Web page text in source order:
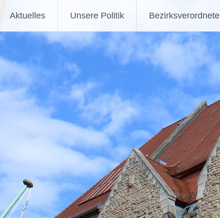
Aktuelles Unsere Politik Bezirksverordnete